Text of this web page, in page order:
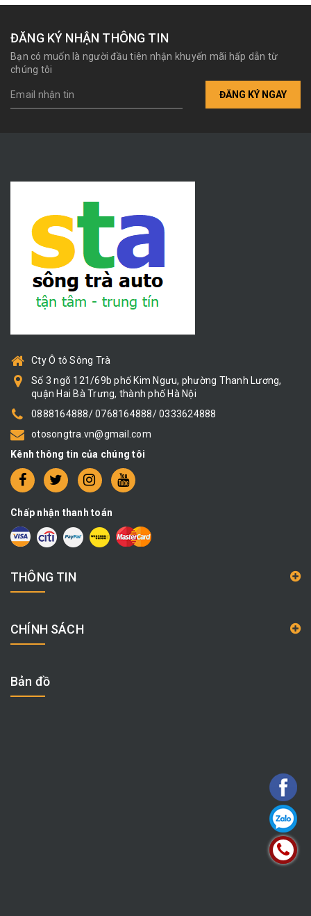
ĐĂNG KÝ NHẬN THÔNG TIN
Bạn có muốn là người đầu tiên nhận khuyến mãi hấp dẫn từ
chúng tôi
ĐĂNG KÝ NGAY
Cty Ô tô Sông Trà
Số 3 ngõ 121/69b phố Kim Ngưu, phường Thanh Lương,
quận Hai Bà Trưng, thành phố Hà Nội
0888164888/ 0768164888/ 0333624888
otosongtra.vn@gmail.com
Kênh thông tin của chúng tôi
Chấp nhận thanh toán
THÔNG TIN
CHÍNH SÁCH
Bản đồ